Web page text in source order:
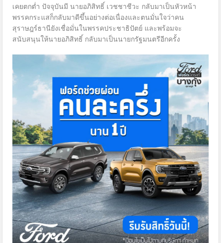
เคยตกต่ำ ปัจจุบันมี นายอภิสิทธิ์ เวชชาชีวะ กลับมาเป็นหัวหน้า
พรรคกระแสก็กลับมาดีขึ้นอย่างต่อเนื่องและตนมั่นใจว่าคน
สุราษฎร์ธานียังเชื่อมั่นในพรรคประชาธิปัตย์ และพร้อมจะ
สนับสนุนให้นายอภิสิทธิ์ กลับมาเป็นนายกรัฐมนตรีอีกครั้ง